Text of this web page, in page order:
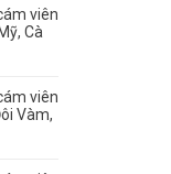
viên
Cà
viên
Vàm,